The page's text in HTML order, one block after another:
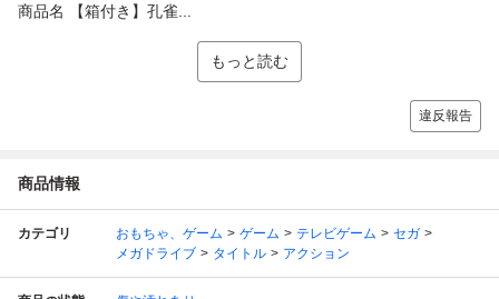
商品名 【箱付き】孔雀...
もっと読む
違反報告
商品情報
カテゴリ おもちゃ、ゲーム ゲーム テレビゲーム
セガ
メガドライブ
タイトル アクション